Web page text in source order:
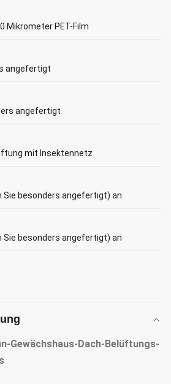
Mikrometer PET-Film
angefertigt
angefertigt
mit Insektennetz
Sie besonders angefertigt) an
Sie besonders angefertigt) an
Gewächshaus-Dach-Belüftungs-